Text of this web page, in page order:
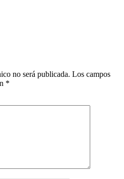
no será publicada. Los campos
*